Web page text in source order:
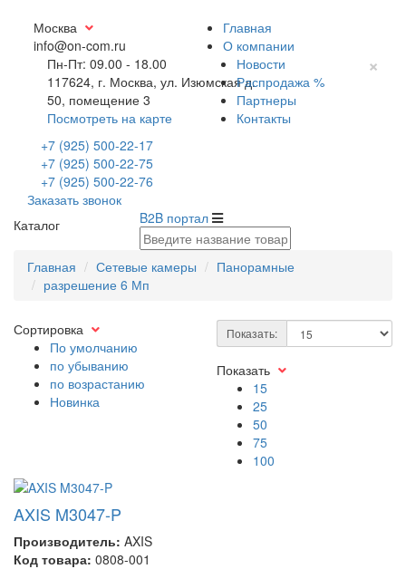
Москва
info@on-com.ru
Пн-Пт: 09.00 - 18.00
117624, г. Москва, ул. Изюмская д.
50, помещение 3
Посмотреть на карте
×
Главная
О компании
Новости
Распродажа %
Партнеры
Контакты
+7 (925) 500-22-17
+7 (925) 500-22-75
+7 (925) 500-22-76
Заказать звонок
Каталог
B2B портал
Главная Сетевые камеры
Панорамные
разрешение 6 Мп
Сортировка
По умолчанию
по убыванию
по возрастанию
Новинка
Показать:
Показать
15
25
50
75
100
AXIS M3047-P
Производитель: AXIS
Код товара: 0808-001